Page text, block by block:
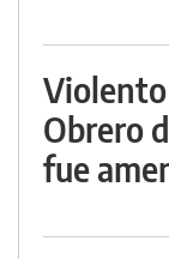
Obrero
fue